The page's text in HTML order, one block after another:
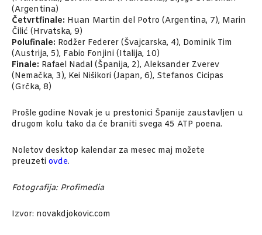
(Argentina)
Četvrtfinale: Huan Martin del Potro (Argentina, 7), Marin
Čilić (Hrvatska, 9)
Polufinale: Rodžer Federer (Švajcarska, 4), Dominik Tim
(Austrija, 5), Fabio Fonjini (Italija, 10)
Finale: Rafael Nadal (Španija, 2), Aleksander Zverev
(Nemačka, 3), Kei Nišikori (Japan, 6), Stefanos Cicipas
(Grčka, 8)
Prošle godine Novak je u prestonici Španije zaustavljen u
drugom kolu tako da će braniti svega 45 ATP poena.
Noletov desktop kalendar za mesec maj možete
preuzeti ovde.
Fotografija: Profimedia
Izvor: novakdjokovic.com